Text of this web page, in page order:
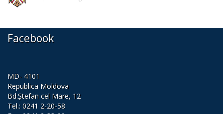
adoptate
consiliul
raional
Facebook
MD- 4101
Republica Moldova
Bd.Ștefan cel Mare, 12
Tel.: 0241 2-20-58